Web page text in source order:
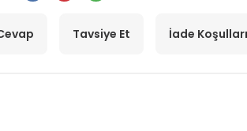
Tavsiye Et İade Koşulları